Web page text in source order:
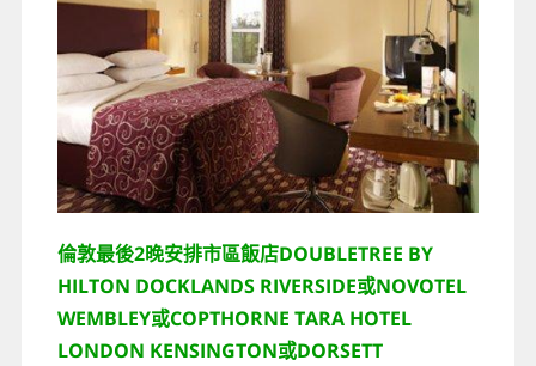
倫敦最後2晚安排市區飯店DOUBLETREE BY
HILTON DOCKLANDS RIVERSIDE或NOVOTEL
WEMBLEY或COPTHORNE TARA HOTEL
LONDON KENSINGTON或DORSETT